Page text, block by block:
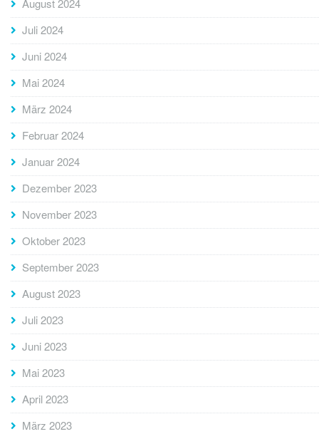
August 2024
Juli 2024
Juni 2024
Mai 2024
März 2024
Februar 2024
Januar 2024
Dezember 2023
November 2023
Oktober 2023
September 2023
August 2023
Juli 2023
Juni 2023
Mai 2023
April 2023
März 2023